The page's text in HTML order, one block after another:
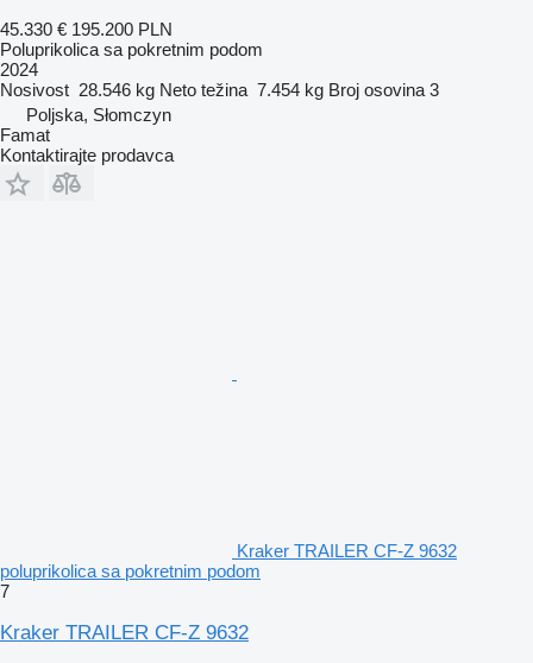
45.330 € 195.200 PLN
Poluprikolica sa pokretnim podom
2024
Nosivost 28.546 kg Neto težina 7.454 kg Broj osovina 3
Poljska, Słomczyn
Famat
Kontaktirajte prodavca
Kraker TRAILER CF-Z 9632
poluprikolica sa pokretnim podom
7
Kraker TRAILER CF-Z 9632